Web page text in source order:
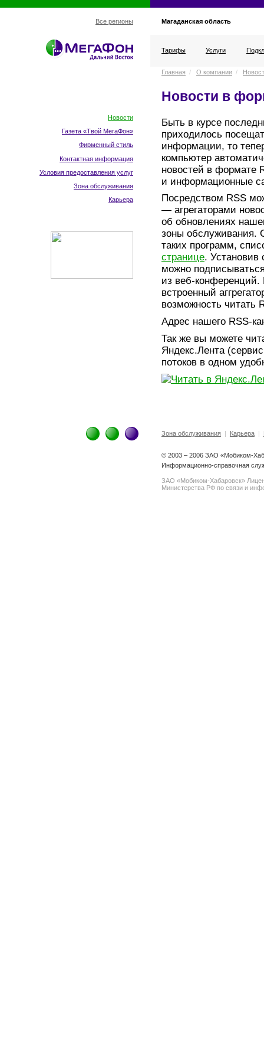
Все регионы Магаданская область
Тарифы Услуги
Новости
Газета «Твой МегаФон»
Фирменный стиль
Контактная информация
Условия предоставления услуг
Зона обслуживания
Карьера
Главная / О компании /
Новости в
Быть в курсе
приходилось
информации, то
компьютер
новостей в формате
и информационные
Посредством RSS
— агрегаторами
об обновлениях
зоны обслуживания.
таких программ,
странице.
можно
из веб-
встроенный
возможность читать
Адрес нашего RSS-
Так же вы можете
Яндекс.Лента
потоков в одном
Зона обслуживания| Карьера|
© 2003 – 2006 ЗАО «Мобиком-
Информационно-справочная
ЗАО «Мобиком-Хабаровск»
Министерства РФ по связи и